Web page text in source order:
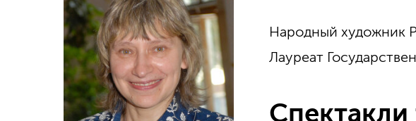
Народный художник
Лауреат
Спектакли